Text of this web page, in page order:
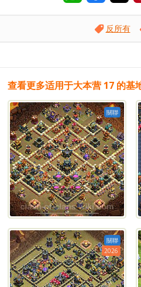
反所有
查看更多适用于大本营 17 的基
關聯
關聯
2026